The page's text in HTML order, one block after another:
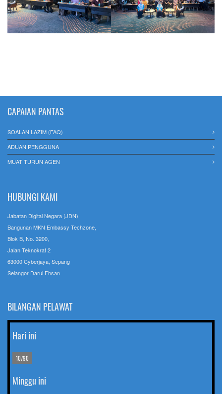
CAPAIAN PANTAS
SOALAN LAZIM (FAQ)
ADUAN PENGGUNA
MUAT TURUN AGEN
HUBUNGI KAMI
Jabatan Digital Negara (JDN)
Bangunan MKN Embassy Techzone,
Blok B, No. 3200,
Jalan Teknokrat 2
63000 Cyberjaya, Sepang
Selangor Darul Ehsan
BILANGAN PELAWAT
Hari ini
10790
Minggu ini